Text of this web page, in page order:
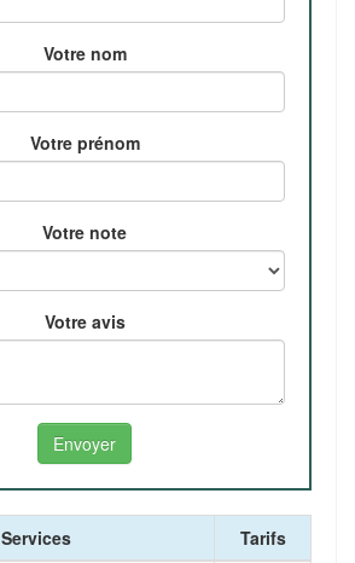
Votre nom
Votre prénom
Votre note
Votre avis
Services
Tarifs